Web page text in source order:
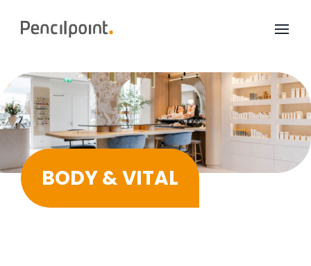
Home
Diensten
Portfolio
Over ons
BODY & VITAL